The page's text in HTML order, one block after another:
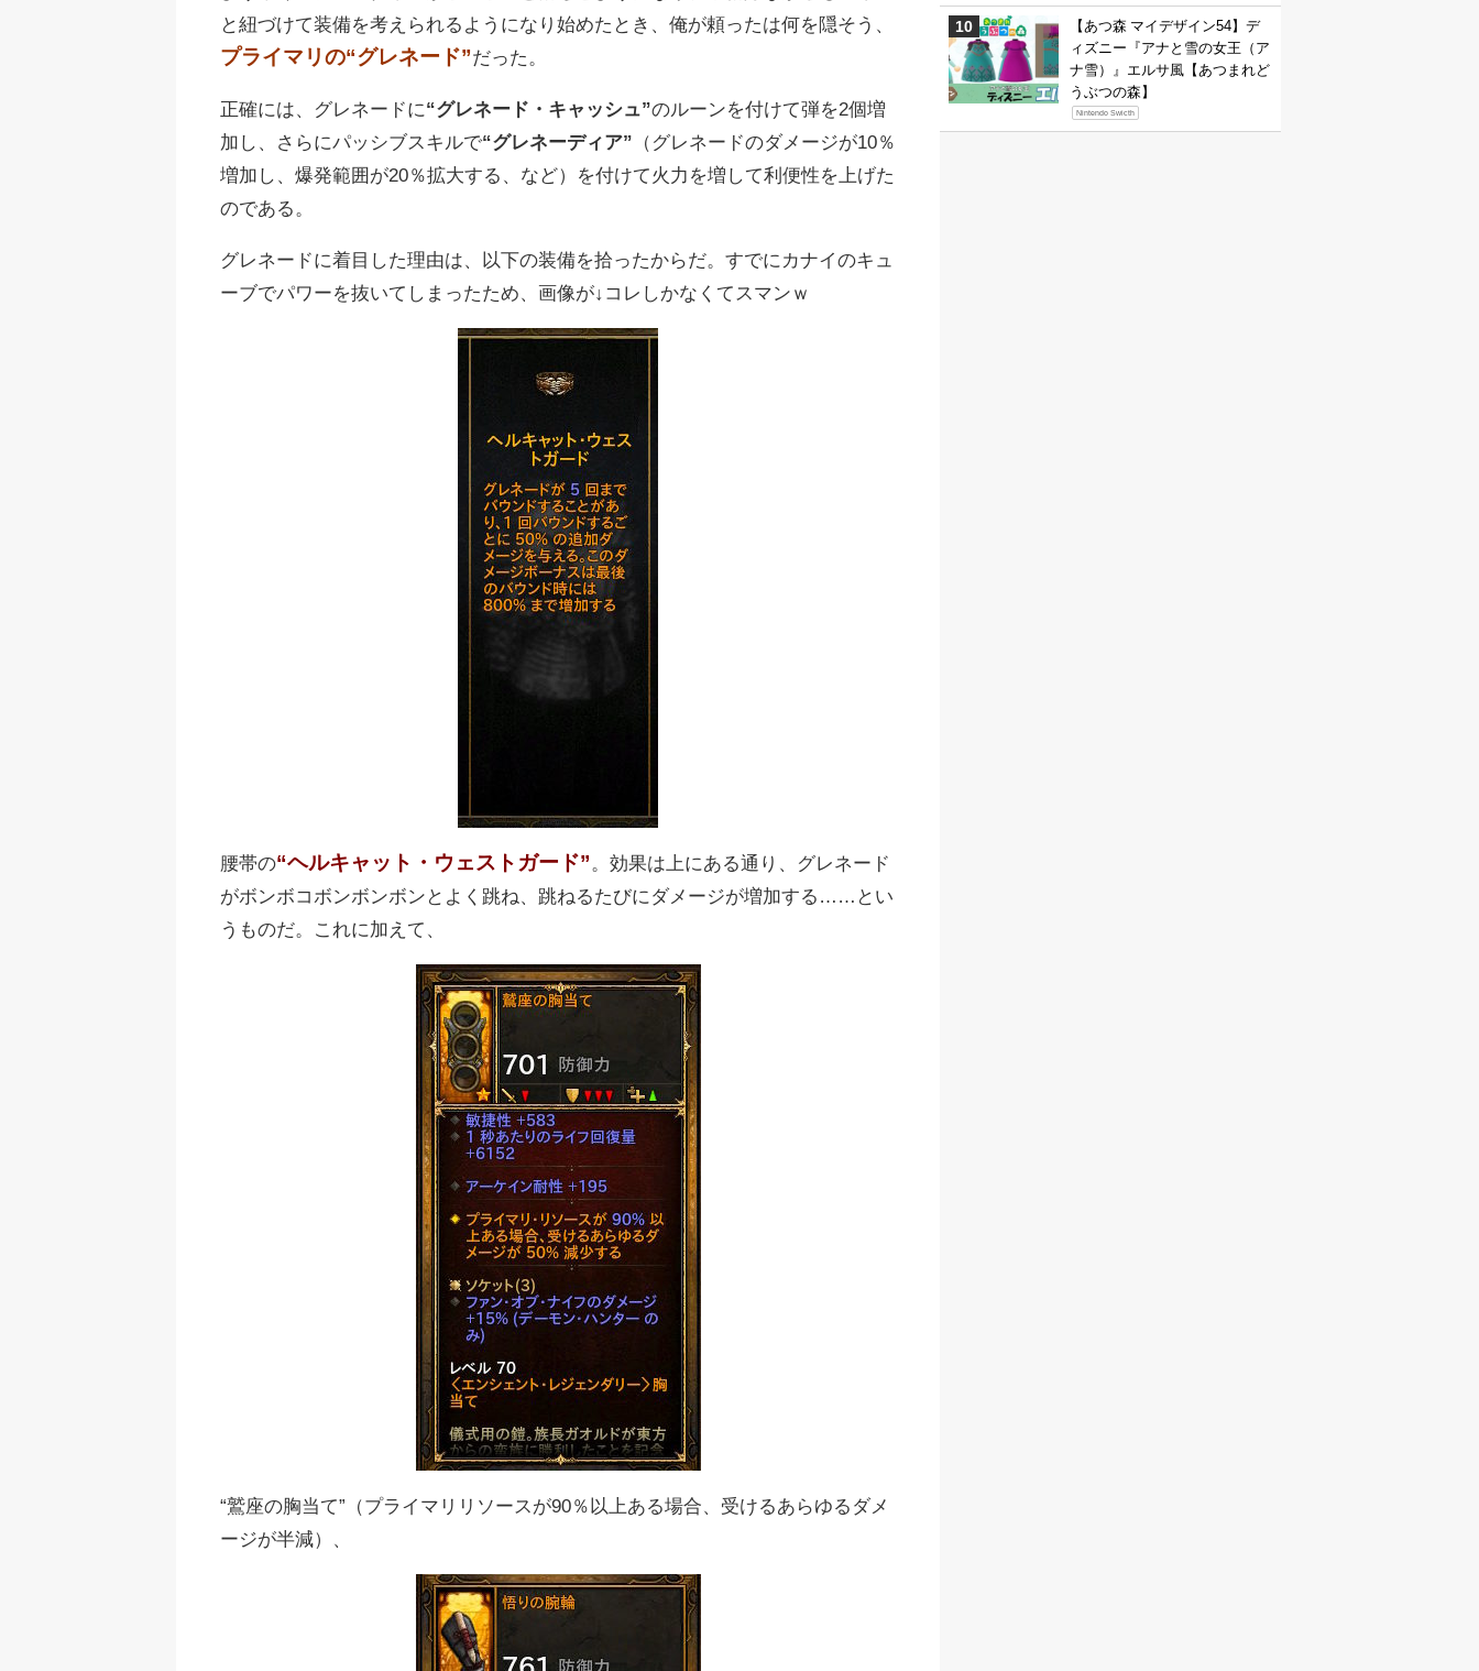
と紐づけて装備を考えられるようになり始めたとき、俺が頼ったは何を隠そう、
プライマリの“グレネード”だった。
正確には、グレネードに“グレネード・キャッシュ”のルーンを付けて弾を2個増
加し、さらにパッシブスキルで“グレネーディア” （グレネードのダメージが10％
増加し、爆発範囲が20％拡大する、など）を付けて火力を増して利便性を上げた
のである。
グレネードに着目した理由は、以下の装備を拾ったからだ。すでにカナイのキュ
ーブでパワーを抜いてしまったため、画像が↓コレしかなくてスマンｗ
腰帯の“ヘルキャット・ウェストガード” 。効果は上にある通り、グレネード
がボンボコボンボンボンとよく跳ね、跳ねるたびにダメージが増加する……とい
うものだ。これに加えて、
“鷲座の胸当て”（プライマリリソースが90％以上ある場合、受けるあらゆるダメ
ージが半減）、
【あつ森 マイデザイン54】デ
ィズニー『アナと雪の女王（ア
ナ雪）』エルサ風【あつまれど
うぶつの森】
Nintendo Swicth